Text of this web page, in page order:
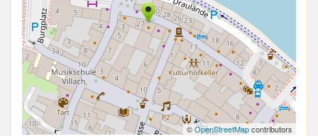
©OpenStreetMapcontributors